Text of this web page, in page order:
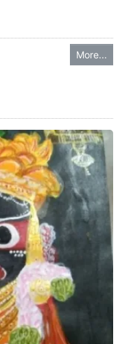
More...